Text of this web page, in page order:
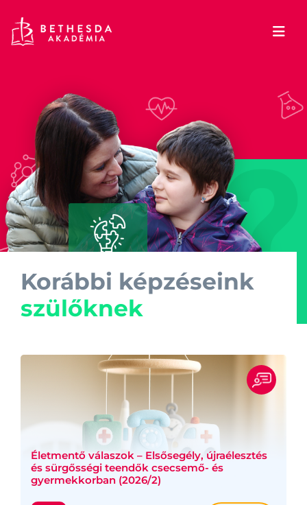
Korábbi képzéseink
szülőknek
Életmentő válaszok – Elsősegély, újraélesztés
és sürgősségi teendők csecsemő- és
gyermekkorban (2026/2)